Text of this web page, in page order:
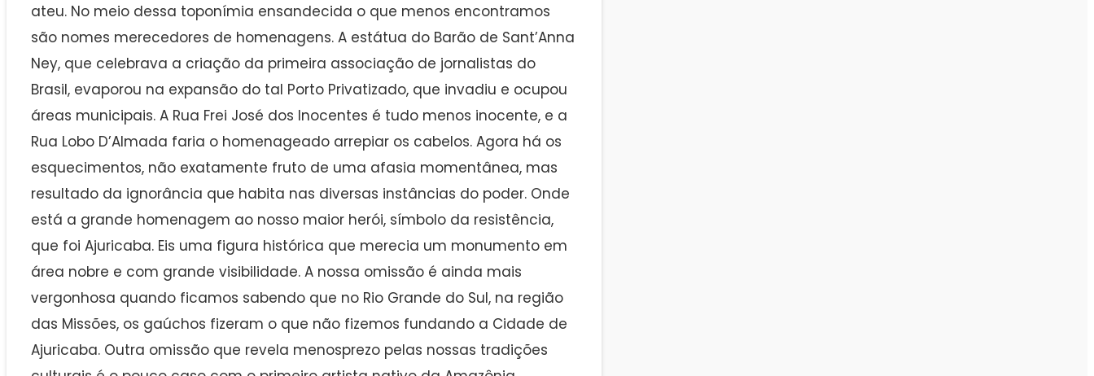
ateu. No meio dessa toponímia ensandecida o que menos encontramos
são nomes merecedores de homenagens. A estátua do Barão de Sant’Anna
Ney, que celebrava a criação da primeira associação de jornalistas do
Brasil, evaporou na expansão do tal Porto Privatizado, que invadiu e ocupou
áreas municipais. A Rua Frei José dos Inocentes é tudo menos inocente, e a
Rua Lobo D’Almada faria o homenageado arrepiar os cabelos. Agora há os
esquecimentos, não exatamente fruto de uma afasia momentânea, mas
resultado da ignorância que habita nas diversas instâncias do poder. Onde
está a grande homenagem ao nosso maior herói, símbolo da resistência,
que foi Ajuricaba. Eis uma figura histórica que merecia um monumento em
área nobre e com grande visibilidade. A nossa omissão é ainda mais
vergonhosa quando ficamos sabendo que no Rio Grande do Sul, na região
das Missões, os gaúchos fizeram o que não fizemos fundando a Cidade de
Ajuricaba. Outra omissão que revela menosprezo pelas nossas tradições